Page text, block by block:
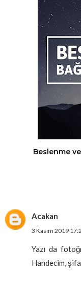
Beslenme
Acakan
3 Kasım 2019
Yazı da
Handecim,